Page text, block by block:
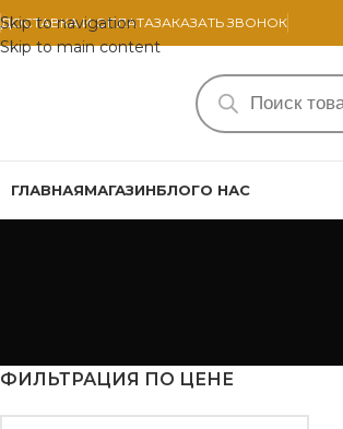
Skip to navigation
Skip to main content
ДОСТАВКА И ОПЛАТАЗАКАЗАТЬ ЗВОНОК
ГЛАВНАЯМАГАЗИНБЛОГО НАС
ФИЛЬТРАЦИЯ ПО ЦЕНЕ